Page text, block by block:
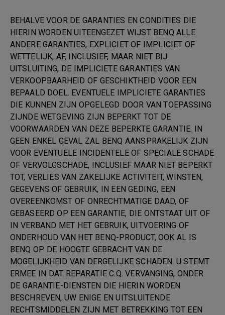
BEHALVE VOOR DE GARANTIES EN CONDITIES DIE
HIERIN WORDEN UITEENGEZET WIJST BENQ ALLE
ANDERE GARANTIES, EXPLICIET OF IMPLICIET OF
WETTELIJK, AF, INCLUSIEF, MAAR NIET BIJ
UITSLUITING, DE IMPLICIETE GARANTIES VAN
VERKOOPBAARHEID OF GESCHIKTHEID VOOR EEN
BEPAALD DOEL. EVENTUELE IMPLICIETE GARANTIES
DIE KUNNEN ZIJN OPGELEGD DOOR VAN TOEPASSING
ZIJNDE WETGEVING ZIJN BEPERKT TOT DE
VOORWAARDEN VAN DEZE BEPERKTE GARANTIE. IN
GEEN ENKEL GEVAL ZAL BENQ AANSPRAKELIJK ZIJN
VOOR EVENTUELE INCIDENTELE OF SPECIALE SCHADE
OF VERVOLGSCHADE, INCLUSIEF MAAR NIET BEPERKT
TOT, VERLIES VAN ZAKELIJKE ACTIVITEIT, WINSTEN,
GEGEVENS OF GEBRUIK, IN EEN GEDING, EEN
OVEREENKOMST OF ONRECHTMATIGE DAAD, OF
GEBASEERD OP EEN GARANTIE, DIE ONTSTAAT UIT OF
IN VERBAND MET HET GEBRUIK, UITVOERING OF
ONDERHOUD VAN HET BENQ-PRODUCT, OOK AL IS
BENQ OP DE HOOGTE GEBRACHT VAN DE
MOGELIJKHEID VAN DERGELIJKE SCHADEN. U STEMT
ERMEE IN DAT REPARATIE C.Q. VERVANGING, ONDER
DE GARANTIE-DIENSTEN DIE HIERIN WORDEN
BESCHREVEN, UW ENIGE EN UITSLUITENDE
RECHTSMIDDELEN ZIJN MET BETREKKING TOT EEN